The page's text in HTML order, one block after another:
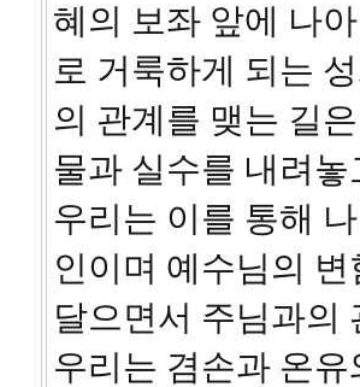
혜의 보좌 앞에 나
로 거룩하게 되는
의 관계를 맺는 길
물과 실수를 내려
우리는 이를 통해
인이며 예수님의
달으면서 주님과의
우리는 겸손과 온